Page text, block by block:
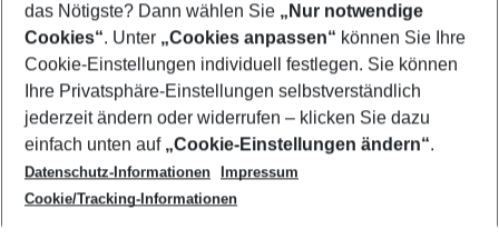
Footer
Footer navigation
Über uns
AGB
Cookie-Einstellungen ändern
Cookie-Richtlinie
Datenschutz
Service & Hilfe
Barrierefreies Reisen
Check-in
Folgen Sie uns
das Nötigste? Dann wählen Sie „Nur notwendige
Cookies“. Unter „Cookies anpassen“ können Sie Ihre
Cookie-Einstellungen individuell festlegen. Sie können
Ihre Privatsphäre-Einstellungen selbstverständlich
jederzeit ändern oder widerrufen – klicken Sie dazu
einfach unten auf „Cookie-Einstellungen ändern“.
Datenschutz-Informationen
Impressum
Cookie/Tracking-Informationen